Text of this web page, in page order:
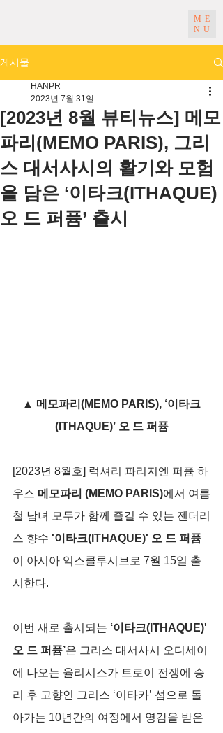
ME
NU
게시물
[2023년 8월 뷰티뉴스] 메모
파리(MEMO PARIS), 그리
스 대서사시의 활기와 모험
을 담은 ‘이타크(ITHAQUE)
오 드 퍼퓸’ 출시
HANPR
2023년 7월 31일
▲ 메모파리(MEMO PARIS), ‘이타크
(ITHAQUE)’ 오 드 퍼퓸
[2023년 8월호] 럭셔리 파리지엔 퍼퓸 하
우스 메모파리 (MEMO PARIS)에서 여름
철 남녀 모두가 함께 즐길 수 있는 젠더리
스 향수 '이타크(ITHAQUE)' 오 드 퍼퓸
이 아시아 익스클루시브로 7월 15일 출
시한다.
이번 새로 출시되는 ‘이타크(ITHAQUE)'
오 드 퍼퓸’은 그리스 대서사시 오디세이
에 나오는 율리시스가 트로이 전쟁에 승
리 후 고향인 그리스 ‘이타카’ 섬으로 돌
아가는 10년간의 여정에서 영감을 받은